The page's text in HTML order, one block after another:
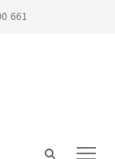
661
Open